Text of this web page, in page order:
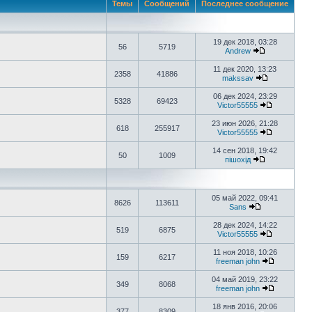
Темы Сообщений Последнее сообщение
56 5719
19 дек 2018, 03:28
Аndrew
2358 41886
11 дек 2020, 13:23
makssav
5328 69423
06 дек 2024, 23:29
Victor55555
618 255917
23 июн 2026, 21:28
Victor55555
50 1009
14 сен 2018, 19:42
пішохід
8626 113611
05 май 2022, 09:41
Sans
519 6875
28 дек 2024, 14:22
Victor55555
159 6217
11 ноя 2018, 10:26
freeman john
349 8068
04 май 2019, 23:22
freeman john
18 янв 2016, 20:06